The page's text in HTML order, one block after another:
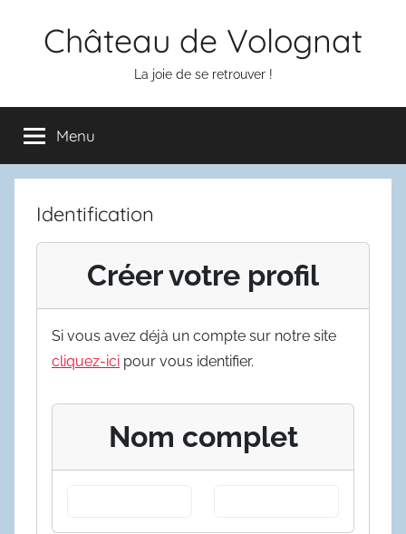
Château de Volognat
La joie de se retrouver !
Menu
Identification
Créer votre profil
Si vous avez déjà un compte sur notre site
cliquez-ici pour vous identifier.
Nom complet